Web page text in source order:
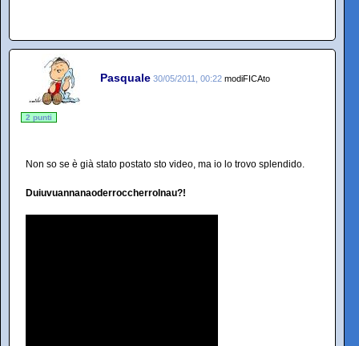
Pasquale 30/05/2011, 00:22 modiFICAto
2 punti
Non so se è già stato postato sto video, ma io lo trovo splendido.
Duiuvuannanaoderroccherrolnau?!